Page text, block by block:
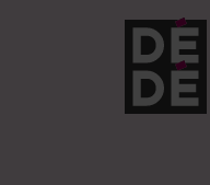
Verder naar navigatie
Ga naar hoofdinhoud